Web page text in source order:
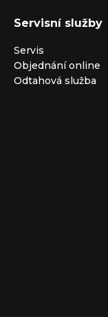
Servisní služby
Servis
Objednání online
Odtahová služba